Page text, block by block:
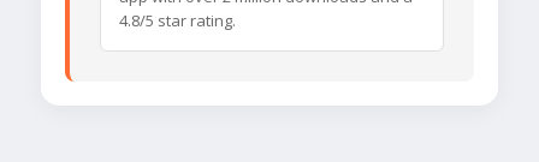
4.8/5 star rating.